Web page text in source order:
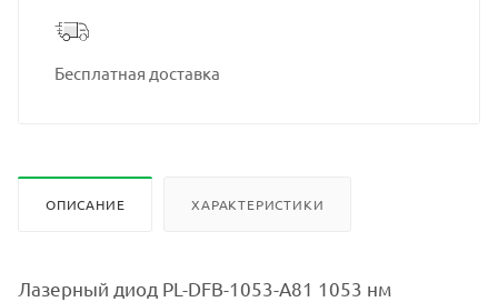
Бесплатная доставка
ОПИСАНИЕ ХАРАКТЕРИСТИКИ
Лазерный диод PL-DFB-1053-A81 1053 нм